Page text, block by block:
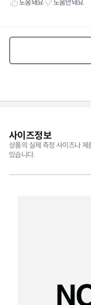
사이즈정보
상품의 실제 측정 사이즈나
있습니다.